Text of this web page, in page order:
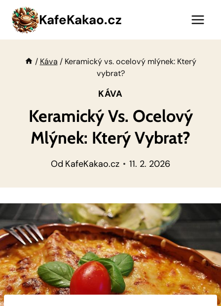
Přeskočit
obsah
KafeKakao.cz
/ Káva / Keramický vs. ocelový mlýnek: Který
vybrat?
KÁVA
Keramický Vs. Ocelový
Mlýnek: Který Vybrat?
Od KafeKakao.cz 11. 2. 2026